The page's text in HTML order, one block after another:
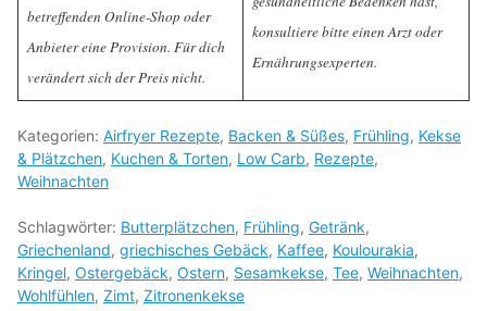
betreffenden Online-Shop oder
Anbieter eine Provision. Für dich
verändert sich der Preis nicht.
konsultiere bitte einen Arzt oder
Ernährungsexperten.
Kategorien: Airfryer Rezepte, Backen & Süßes, Frühling, Kekse
& Plätzchen, Kuchen & Torten, Low Carb, Rezepte,
Weihnachten
Schlagwörter: Butterplätzchen, Frühling, Getränk,
Griechenland, griechisches Gebäck, Kaffee, Koulourakia,
Kringel, Ostergebäck, Ostern, Sesamkekse, Tee, Weihnachten,
Wohlfühlen, Zimt, Zitronenkekse